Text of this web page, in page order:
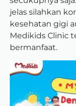
jelas silahkan
kesehatan gigi
Medikids Clinic
bermanfaat.